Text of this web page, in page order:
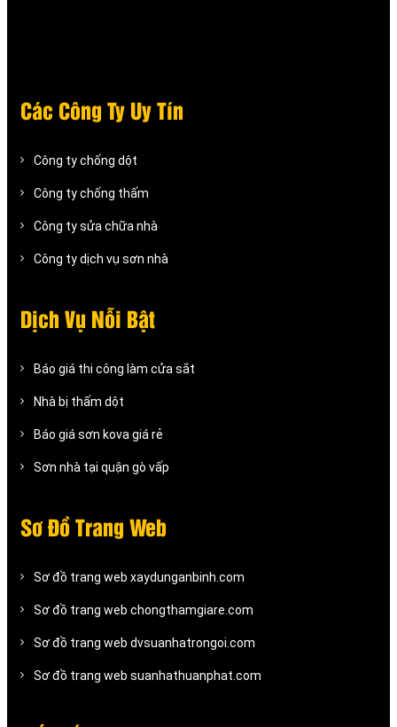
Các Công Ty Uy Tín
Công ty chống dột
Công ty chống thấm
Công ty sửa chữa nhà
Công ty dịch vụ sơn nhà
Dịch Vụ Nỗi Bật
Báo giá thi công làm cửa sắt
Nhà bị thấm dột
Báo giá sơn kova giá rẻ
Sơn nhà tại quận gò vấp
Sơ Đồ Trang Web
Sơ đồ trang web xaydunganbinh.com
Sơ đồ trang web chongthamgiare.com
Sơ đồ trang web dvsuanhatrongoi.com
Sơ đồ trang web suanhathuanphat.com